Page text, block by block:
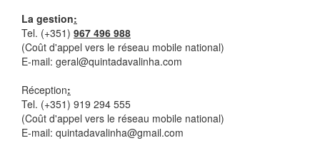
La gestion:
Tel. (+351) 967 496 988
(Coût d'appel vers le réseau mobile national)
E-mail: geral@quintadavalinha.com
Réception:
Tel. (+351) 919 294 555
(Coût d'appel vers le réseau mobile national)
E-mail: quintadavalinha@gmail.com